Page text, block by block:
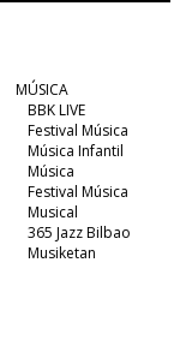
MÚSICA
BBK LIVE
Festival Música
Música Infantil
Música
Festival Música
Musical
365 Jazz Bilbao
Musiketan